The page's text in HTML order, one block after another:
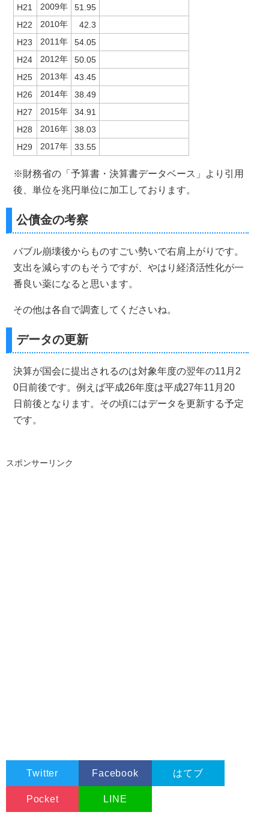
H21 2009年
51.95
H22
2010年
42.3
H23
2011年
54.05
H24
2012年
50.05
H25
2013年
43.45
H26
2014年
38.49
H27
2015年
34.91
H28
2016年
38.03
H29
2017年 33.55
※財務省の「予算書・決算書データベース」より引用
後、単位を兆円単位に加工しております。
公債金の考察
バブル崩壊後からものすごい勢いで右肩上がりです。
支出を減らすのもそうですが、やはり経済活性化が一
番良い薬になると思います。
その他は各自で調査してくださいね。
データの更新
決算が国会に提出されるのは対象年度の翌年の11月2
0日前後です。例えば平成26年度は平成27年11月20
日前後となります。その頃にはデータを更新する予定
です。
スポンサーリンク
Twitter Facebook はてブ
Pocket LINE